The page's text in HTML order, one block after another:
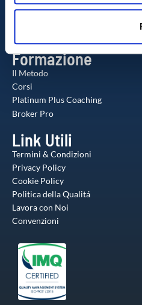
web, pubblicità e social
altre informazioni che ha
utilizzo dei loro servizi.
Contatti
Formazione
Il Metodo
Corsi
Platinum Plus Coaching
Broker Pro
Link Utili
Termini & Condizioni
Privacy Policy
Cookie Policy
Politica della Qualitá
Lavora con Noi
Convenzioni